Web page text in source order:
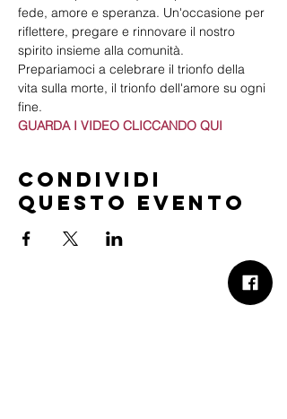
fede, amore e speranza. Un'occasione per
riflettere, pregare e rinnovare il nostro
spirito insieme alla comunità.
Prepariamoci a celebrare il trionfo della
vita sulla morte, il trionfo dell'amore su ogni
fine.
GUARDA I VIDEO CLICCANDO QUI
Condividi
questo evento